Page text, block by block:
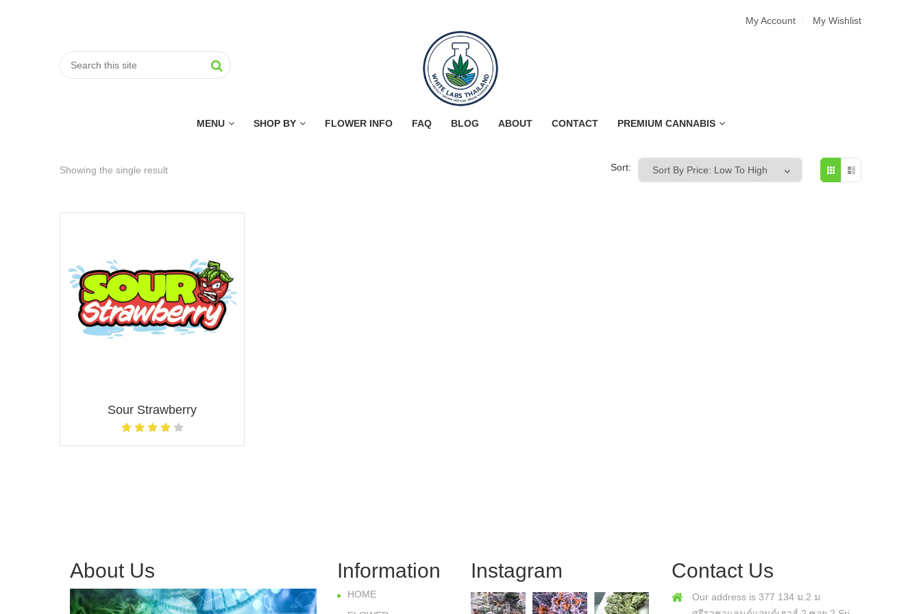
My Account My Wishlist
MENU SHOP BY FLOWER INFO FAQ BLOG ABOUT CONTACT PREMIUM CANNABIS
Showing the single result Sort:
Sour Strawberry
About Us Information
HOME
Instagram Contact Us
Our address is 377 134 ม.2 ม